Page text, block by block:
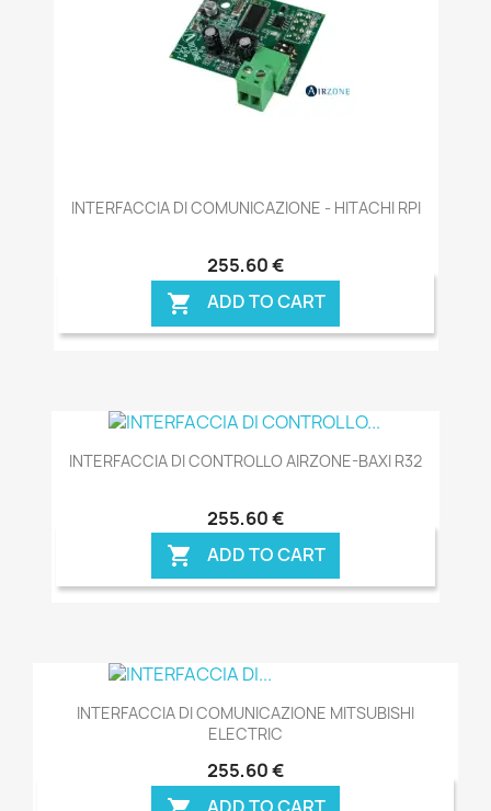
INTERFACCIA DI COMUNICAZIONE - HITACHI RPI
255,60 €
 ADD TO CART
INTERFACCIA DI CONTROLLO AIRZONE-BAXI R32
255,60 €
 ADD TO CART
INTERFACCIA DI COMUNICAZIONE MITSUBISHI
ELECTRIC
255,60 €